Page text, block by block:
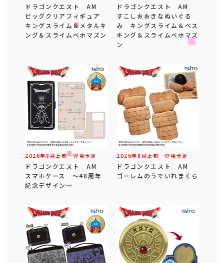
ドラゴンクエスト AM
ビッグクリアフィギュア
キングスライム＆メタルキ
ング＆スライムベホマズン
ドラゴンクエスト AM
すこしおおきなぬいぐる
み キングスライム＆ベス
キング＆スライムベホマズ
ン
2026年8 月 上旬登場予定
ドラゴンクエスト AM
スマホケース ～40周年
記念デザイン～
2026年8 月 上旬 登場予定
ドラゴンクエスト AM
ゴーレムのうでいれまくら